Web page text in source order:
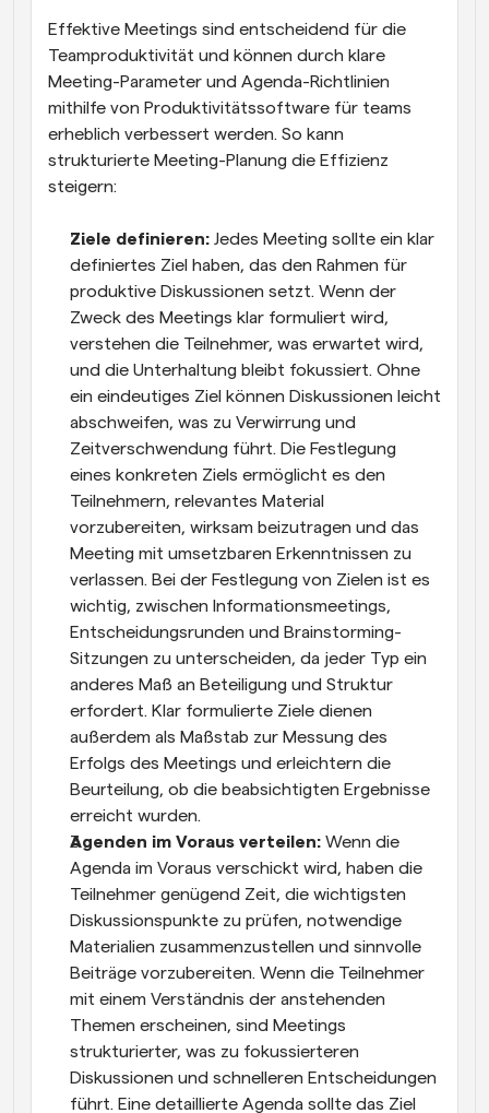
Effektive Meetings sind entscheidend für die
Teamproduktivität und können durch klare
Meeting-Parameter und Agenda-Richtlinien
mithilfe von Produktivitätssoftware für teams
erheblich verbessert werden. So kann
strukturierte Meeting-Planung die Effizienz
steigern:
Ziele definieren: Jedes Meeting sollte ein klar
definiertes Ziel haben, das den Rahmen für
produktive Diskussionen setzt. Wenn der
Zweck des Meetings klar formuliert wird,
verstehen die Teilnehmer, was erwartet wird,
und die Unterhaltung bleibt fokussiert. Ohne
ein eindeutiges Ziel können Diskussionen leicht
abschweifen, was zu Verwirrung und
Zeitverschwendung führt. Die Festlegung
eines konkreten Ziels ermöglicht es den
Teilnehmern, relevantes Material
vorzubereiten, wirksam beizutragen und das
Meeting mit umsetzbaren Erkenntnissen zu
verlassen. Bei der Festlegung von Zielen ist es
wichtig, zwischen Informationsmeetings,
Entscheidungsrunden und Brainstorming-
Sitzungen zu unterscheiden, da jeder Typ ein
anderes Maß an Beteiligung und Struktur
erfordert. Klar formulierte Ziele dienen
außerdem als Maßstab zur Messung des
Erfolgs des Meetings und erleichtern die
Beurteilung, ob die beabsichtigten Ergebnisse
erreicht wurden.
Agenden im Voraus verteilen: Wenn die
Agenda im Voraus verschickt wird, haben die
Teilnehmer genügend Zeit, die wichtigsten
Diskussionspunkte zu prüfen, notwendige
Materialien zusammenzustellen und sinnvolle
Beiträge vorzubereiten. Wenn die Teilnehmer
mit einem Verständnis der anstehenden
Themen erscheinen, sind Meetings
strukturierter, was zu fokussierteren
Diskussionen und schnelleren Entscheidungen
führt. Eine detaillierte Agenda sollte das Ziel